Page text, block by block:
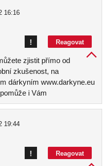
16:16
Reagovat
!
zjistit přímo od
zkušenost, na
dárkyním www.darkyne.eu
i Vám
19:44
Reagovat
!